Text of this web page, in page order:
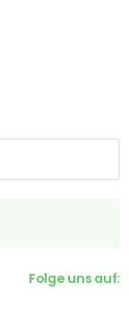
Folge uns auf: